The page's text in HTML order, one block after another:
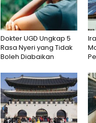
Dokter UGD Ungkap 5
Rasa Nyeri yang Tidak
Boleh Diabaikan